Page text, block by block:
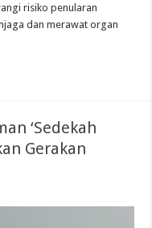
risiko penularan
dan merawat organ
‘Sedekah
Gerakan